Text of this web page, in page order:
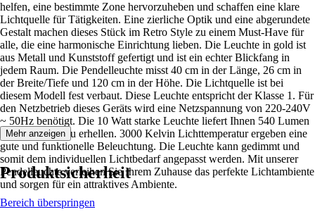
helfen, eine bestimmte Zone hervorzuheben und schaffen eine klare
Lichtquelle für Tätigkeiten. Eine zierliche Optik und eine abgerundete
Gestalt machen dieses Stück im Retro Style zu einem Must-Have für
alle, die eine harmonische Einrichtung lieben. Die Leuchte in gold ist
aus Metall und Kunststoff gefertigt und ist ein echter Blickfang in
jedem Raum. Die Pendelleuchte misst 40 cm in der Länge, 26 cm in
der Breite/Tiefe und 120 cm in der Höhe. Die Lichtquelle ist bei
diesem Modell fest verbaut. Diese Leuchte entspricht der Klasse 1. Für
den Netzbetrieb dieses Geräts wird eine Netzspannung von 220-240V
~ 50Hz benötigt. Die 10 Watt starke Leuchte liefert Ihnen 540 Lumen
um den Raum zu erhellen. 3000 Kelvin Lichttemperatur ergeben eine
gute und funktionelle Beleuchtung. Die Leuchte kann gedimmt und
somit dem individuellen Lichtbedarf angepasst werden. Mit unserer
Pendelleuchte verleihen Sie Ihrem Zuhause das perfekte Lichtambiente
und sorgen für ein attraktives Ambiente.
Mehr anzeigen
Produktsicherheit
Bereich überspringen